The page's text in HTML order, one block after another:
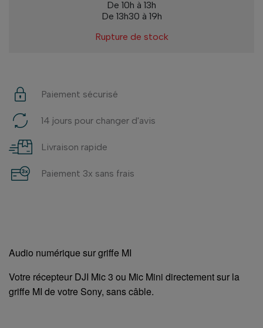
De 10h à 13h
De 13h30 à 19h
Rupture de stock
Paiement sécurisé
14 jours pour changer d'avis
Livraison rapide
Paiement 3x sans frais
Audio numérique sur griffe MI
Votre récepteur DJI Mic 3 ou Mic Mini directement sur la
griffe MI de votre Sony, sans câble.